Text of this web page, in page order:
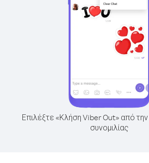
Επιλέξτε «Κλήση Viber Out» από
συνομιλίας